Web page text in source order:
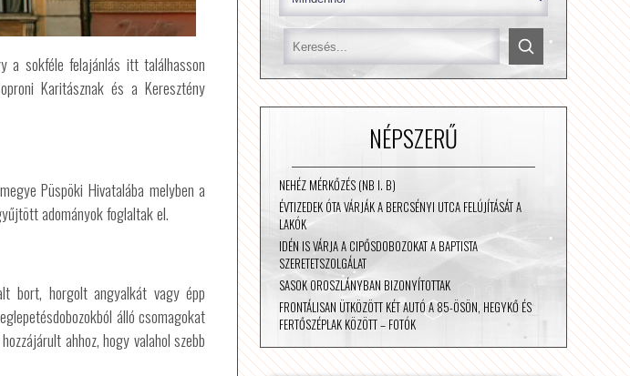
a sokféle felajánlás itt találhasson
Karitásznak és a Keresztény
Püspöki Hivatalába melyben a
adományok foglaltak el.
bort, horgolt angyalkát vagy épp
álló csomagokat
ahhoz, hogy valahol szebb
NÉPSZERŰ
NEHÉZ MÉRKŐZÉS (NB I. B)
ÉVTIZEDEK ÓTA VÁRJÁK A BERCSÉNYI UTCA FELÚJÍTÁSÁT A
LAKÓK
IDÉN IS VÁRJA A CIPŐSDOBOZOKAT A BAPTISTA
SZERETETSZOLGÁLAT
SASOK OROSZLÁNYBAN BIZONYÍTOTTAK
FRONTÁLISAN ÜTKÖZÖTT KÉT AUTÓ A 85-ÖSÖN, HEGYKŐ ÉS
FERTŐSZÉPLAK KÖZÖTT – FOTÓK